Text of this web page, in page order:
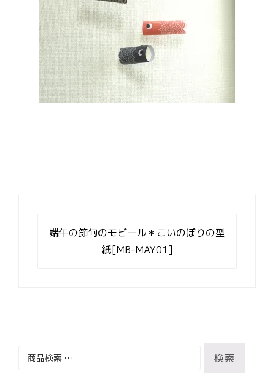
端午の節句のモビール＊こいのぼりの型
紙[MB-MAY01]
検索